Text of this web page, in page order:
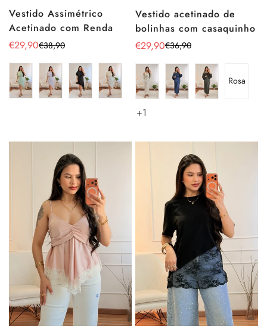
Vestido Assimétrico
Acetinado com Renda
Preço
de
venda
€29,90
Preço
regular
€38,90
Vestido acetinado de
bolinhas com casaquinho
Preço
de
venda
€29,90
Preço
regular
€36,90
Rosa
+1